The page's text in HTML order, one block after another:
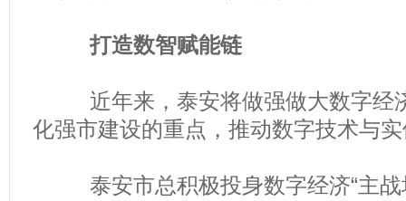
打造数智赋能链
近年来，泰安将做强做大数字经
化强市建设的重点，推动数字技术与
泰安市总积极投身数字经济“主战